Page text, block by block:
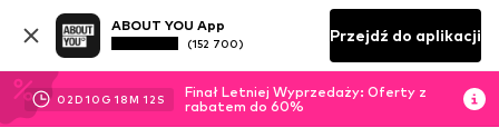
ABOUT YOU App
(152 700) Przejdź do aplikacji
02D10 G 18M 11 S
Finał Letniej Wyprzedaży: Oferty z
rabatem do 60%